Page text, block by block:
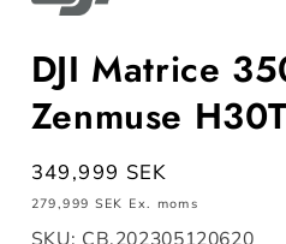
DJI Matrice
Zenmuse
Ordinarie
pris
349,999 SEK
279,999 SEK Ex. moms